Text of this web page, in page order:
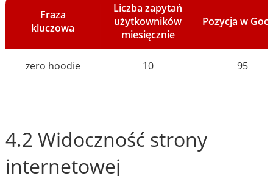
Fraza
kluczowa
Liczba zapytań
użytkowników
miesięcznie
Pozycja w
zero hoodie 10 95
4.2 Widoczność strony
internetowej